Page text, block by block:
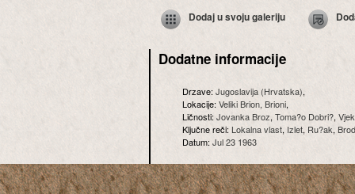
Dodaj u svoju galeriju
Dodatne informacije
Drzave:Jugoslavija (Hrvatska),
Lokacije:Veliki Brion, Brioni,
Ličnosti:Jovanka Broz, Toma?o Dobri?,
Ključne reči: Lokalna vlast, Izlet, Ru?ak,
Datum:Jul 23 1963